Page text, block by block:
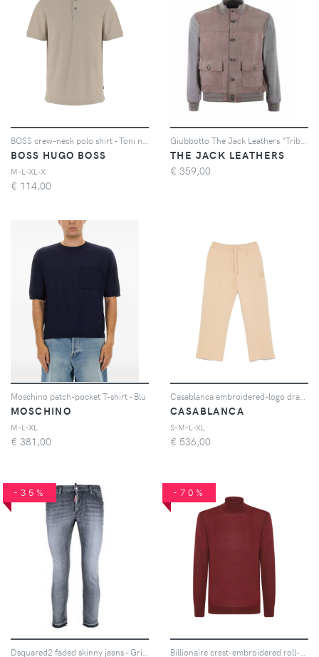
BOSS HUGO BOSS
M-L-XL-X
€ 114,00
THE JACK LEATHERS
€ 359,00
Moschino patch-pocket T-shirt - Blu
MOSCHINO
M-L-XL
€ 381,00
CASABLANCA
S-M-L-XL
€ 536,00
-35% -70%